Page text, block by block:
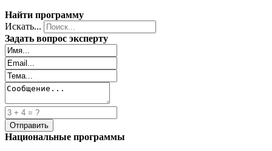
Найти программу
Искать...
Задать вопрос эксперту
Национальные программы